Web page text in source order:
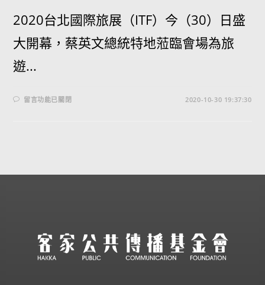
2020台北國際旅展（ITF）今（30）日盛
大開幕，蔡英文總統特地蒞臨會場為旅
遊...
留言功能已關閉 2020-10-30 19:37:30